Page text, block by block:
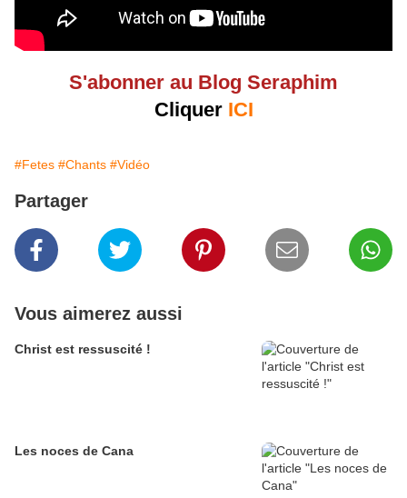
S'abonner au Blog Seraphim
Cliquer ICI
#Fetes #Chants #Vidéo
Partager
Vous aimerez aussi
Christ est ressuscité !
Les noces de Cana